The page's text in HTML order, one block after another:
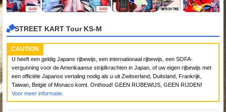
STREET KART Tour KS-M
CAUTION
U heeft een geldig Japans rijbewijs, een internationaal rijbewijs, een SOFA-
vergunning voor de Amerikaanse strijdkrachten in Japan, of uw eigen rijbewijs met
een officiële Japanse vertaling nodig als u uit Zwitserland, Duitsland, Frankrijk,
Taiwan, België of Monaco komt. Onthoud! GEEN RIJBEWIJS, GEEN RIJDEN!
Voor meer informatie.